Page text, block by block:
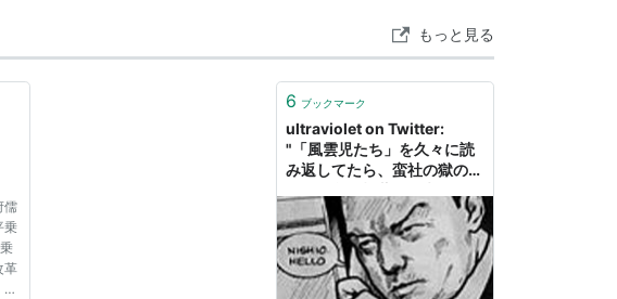
漢方の心得を活かし幽閉屋敷で薬草の栽培を行った。また、自
ず領民への治療を行い慕われた。林家の出身であったため学識
教えを請いに訪問し、彼らから崇敬を受けていた。このよう
の鳥居は“妖怪”と渾名され嫌われた奉行時代とは逆に、丸亀
され感謝されていたようである。
を出発するも「自分は将軍家によって配流されたのであるか
書が来ないと駄目だ」と言って容易に動かず、丸亀藩を困らせ
もっと見る
儒
乗
革
6 ブックマーク
ultraviolet on Twitter:
"「風雲児たち」を久々に読
み返してたら、蛮社の獄のと
ンが解説されてて、これ最初
に読んだとき「そんな風に考
える人間なんてほんとにおる
んか」と素で驚いたのを思い
出した。当時の私は若かっ